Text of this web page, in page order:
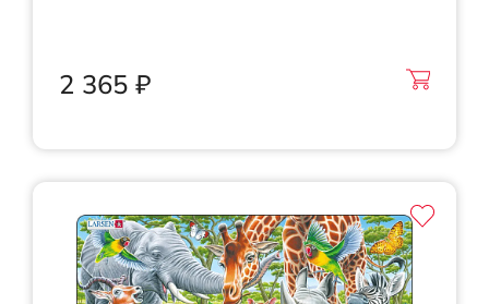
2 365 ₽